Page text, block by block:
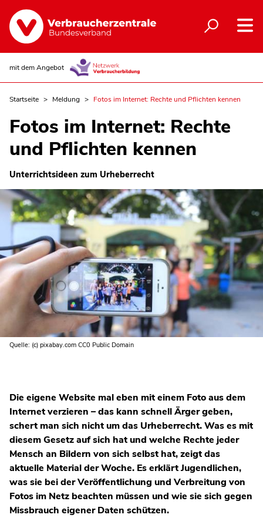
mit dem Angebot
Startseite Meldung Fotos im Internet: Rechte und Pflichten kennen
Fotos im Internet: Rechte
und Pflichten kennen
Unterrichtsideen zum Urheberrecht
Quelle: (c) pixabay.com CC0 Public Domain
Die eigene Website mal eben mit einem Foto aus dem
Internet verzieren – das kann schnell Ärger geben,
schert man sich nicht um das Urheberrecht. Was es mit
diesem Gesetz auf sich hat und welche Rechte jeder
Mensch an Bildern von sich selbst hat, zeigt das
aktuelle Material der Woche. Es erklärt Jugendlichen,
was sie bei der Veröffentlichung und Verbreitung von
Fotos im Netz beachten müssen und wie sie sich gegen
Missbrauch eigener Daten schützen.